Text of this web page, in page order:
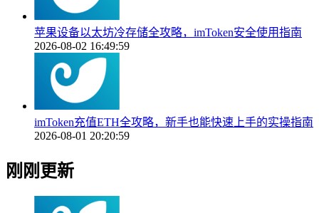
苹果设备以太坊冷存储全攻略，imToken安全使用指南
2026-08-02 16:49:59
imToken充值ETH全攻略，新手也能快速上手的实操指南
2026-08-01 20:20:59
刚刚更新